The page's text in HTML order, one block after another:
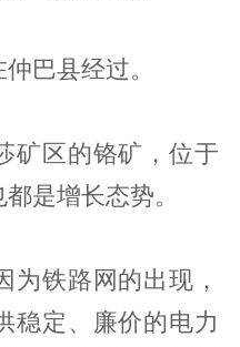
巴县经过。
矿区的铬矿，位于
是增长态势。
为铁路网的出现，
稳定、廉价的电力